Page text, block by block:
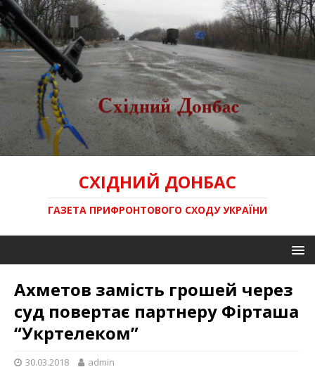
СХІДНИЙ ДОНБАС
ГАЗЕТА ПРИФРОНТОВОГО СХОДУ УКРАЇНИ
Ахметов замість грошей через
суд повертає партнеру Фірташа
“Укртелеком”
30.03.2018 admin